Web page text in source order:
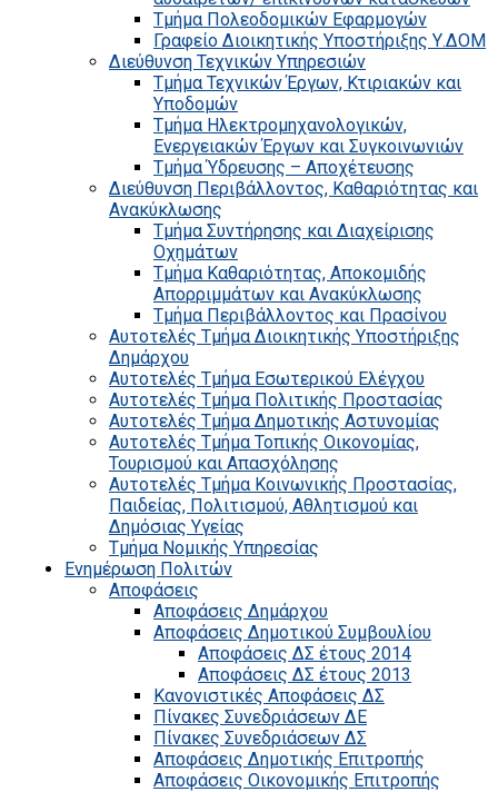
Τμήμα Πολεοδομικών Εφαρμογών
Γραφείο Διοικητικής Υποστήριξης Υ.ΔΟΜ
Διεύθυνση Τεχνικών Υπηρεσιών
Τμήμα Τεχνικών Έργων, Κτιριακών και
Υποδομών
Τμήμα Ηλεκτρομηχανολογικών,
Ενεργειακών Έργων και Συγκοινωνιών
Τμήμα Ύδρευσης – Αποχέτευσης
Διεύθυνση Περιβάλλοντος, Καθαριότητας και
Ανακύκλωσης
Τμήμα Συντήρησης και Διαχείρισης
Οχημάτων
Τμήμα Καθαριότητας, Αποκομιδής
Απορριμμάτων και Ανακύκλωσης
Τμήμα Περιβάλλοντος και Πρασίνου
Αυτοτελές Τμήμα Διοικητικής Υποστήριξης
Δημάρχου
Αυτοτελές Τμήμα Εσωτερικού Ελέγχου
Αυτοτελές Τμήμα Πολιτικής Προστασίας
Αυτοτελές Τμήμα Δημοτικής Αστυνομίας
Αυτοτελές Τμήμα Τοπικής Οικονομίας,
Τουρισμού και Απασχόλησης
Αυτοτελές Τμήμα Κοινωνικής Προστασίας,
Παιδείας, Πολιτισμού, Αθλητισμού και
Δημόσιας Υγείας
Τμήμα Νομικής Υπηρεσίας
Ενημέρωση Πολιτών
Αποφάσεις
Αποφάσεις Δημάρχου
Αποφάσεις Δημοτικού Συμβουλίου
Αποφάσεις ΔΣ έτους 2014
Αποφάσεις ΔΣ έτους 2013
Κανονιστικές Αποφάσεις ΔΣ
Πίνακες Συνεδριάσεων ΔΕ
Πίνακες Συνεδριάσεων ΔΣ
Αποφάσεις Δημοτικής Επιτροπής
Αποφάσεις Οικονομικής Επιτροπής